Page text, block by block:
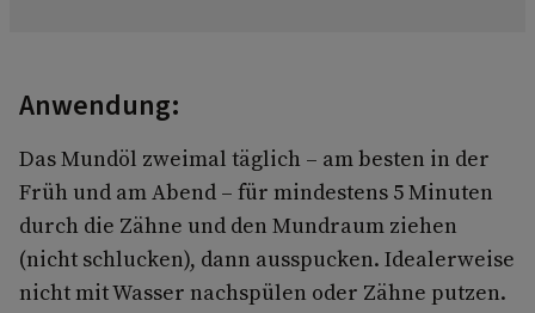
Anwendung:
Das Mundöl zweimal täglich – am besten in der
Früh und am Abend – für mindestens 5 Minuten
durch die Zähne und den Mundraum ziehen
(nicht schlucken), dann ausspucken. Idealerweise
nicht mit Wasser nachspülen oder Zähne putzen.